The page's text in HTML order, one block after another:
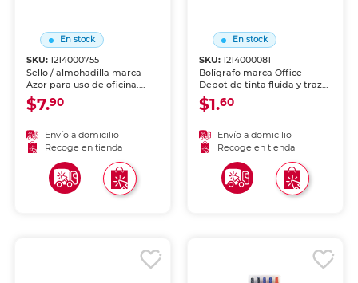
En stock
SKU:1214000755
Sello / almohadilla marca
Azor para uso de oficina.
Marcado limpio y nítido
sobre papel, ideal para
procesos administrativos.
$7.90
Envío a domicilio
Recoge en tienda
En stock
SKU: 1214000081
Bolígrafo marca Office
Depot de tinta fluida y trazo
uniforme. Escritura cómoda
y duradera para uso diario
$1.60
Envío a domicilio
Recoge en tienda